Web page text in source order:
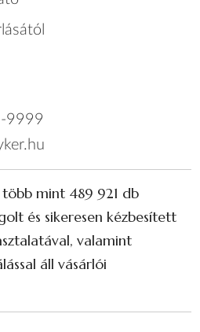
9999
mint 489 921 db
és sikeresen kézbesített
valamint
áll vásárlói